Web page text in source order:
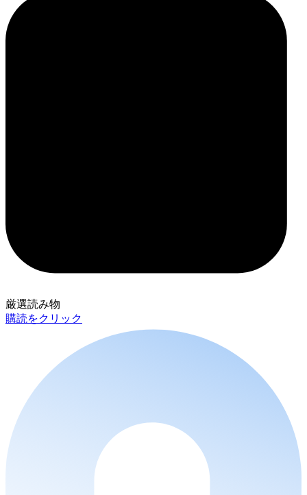
厳選読み物
購読をクリック